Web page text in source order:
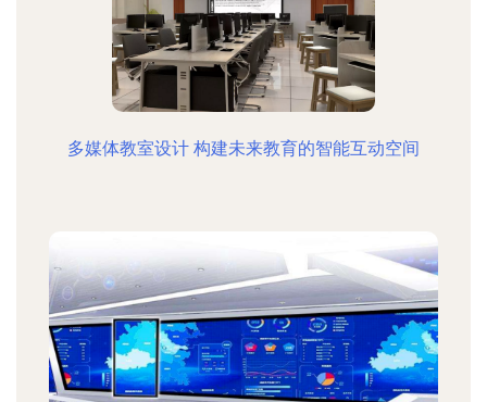
多媒体教室设计 构建未来教育的智能互动空间